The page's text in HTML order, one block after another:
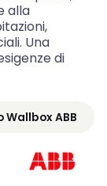
alla
Una
di
Wallbox ABB